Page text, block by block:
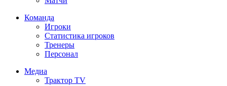
Команда
Игроки
Статистика игроков
Тренеры
Персонал
Медиа
Трактор TV